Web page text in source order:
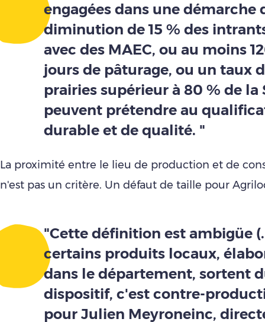
engagées dans une démarche
diminution de 15 % des
avec des MAEC, ou au moins
jours de pâturage, ou un taux
prairies supérieur à 80 % de la
peuvent prétendre au
durable et de qualité. "
La proximité entre le lieu de production et de
n'est pas un critère. Un défaut de taille pour
"Cette définition est ambigüe
certains produits locaux,
dans le département, sortent
dispositif, c'est contre-
pour Julien Meyroneinc,